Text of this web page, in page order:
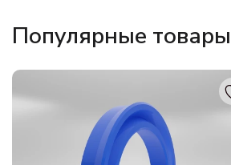
Популярные товары